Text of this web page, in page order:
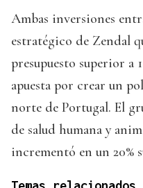
Ambas inversiones
estratégico de Zendal
presupuesto superior a
apuesta por crear un
norte de Portugal. El
de salud humana y
incrementó en un 20%